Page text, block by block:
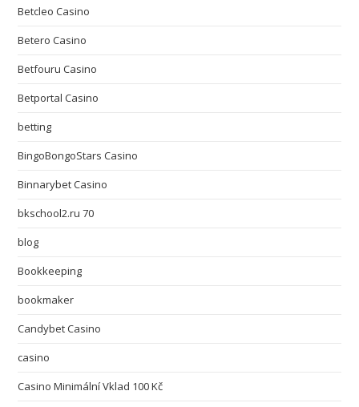
Betcleo Casino
Betero Casino
Betfouru Casino
Betportal Casino
betting
BingoBongoStars Casino
Binnarybet Casino
bkschool2.ru 70
blog
Bookkeeping
bookmaker
Candybet Casino
casino
Casino Minimální Vklad 100 Kč